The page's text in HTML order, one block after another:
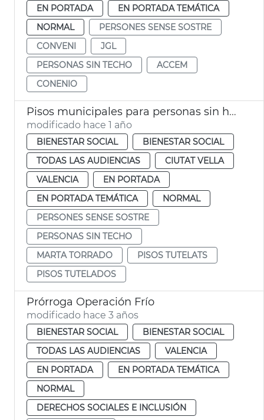
EN PORTADA
EN PORTADA TEMÁTICA
NORMAL
PERSONES SENSE SOSTRE
CONVENI
JGL
PERSONAS SIN TECHO
ACCEM
CONENIO
Pisos municipales para personas sin hogar
modificado hace 1 año
BIENESTAR SOCIAL
BIENESTAR SOCIAL
TODAS LAS AUDIENCIAS
CIUTAT VELLA
VALENCIA
EN PORTADA
EN PORTADA TEMÁTICA
NORMAL
PERSONES SENSE SOSTRE
PERSONAS SIN TECHO
MARTA TORRADO
PISOS TUTELATS
PISOS TUTELADOS
Prórroga Operación Frío
modificado hace 3 años
BIENESTAR SOCIAL
BIENESTAR SOCIAL
TODAS LAS AUDIENCIAS
VALENCIA
EN PORTADA
EN PORTADA TEMÁTICA
NORMAL
DERECHOS SOCIALES E INCLUSIÓN